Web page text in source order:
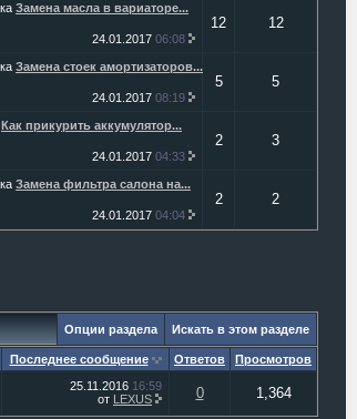
Замена масла в вариаторе...
24.01.2017 06:08
12 12
Замена стоек амортизаторов...
24.01.2017 08:19
5 5
Как прикурить аккумулятор...
24.01.2017 04:33
2 3
Замена фильтра салона на...
24.01.2017 04:04
2 2
Опции раздела Искать в этом разделе
Последнее сообщение Ответов Просмотров
25.11.2016 16:59
от LEXUS 0 1,364